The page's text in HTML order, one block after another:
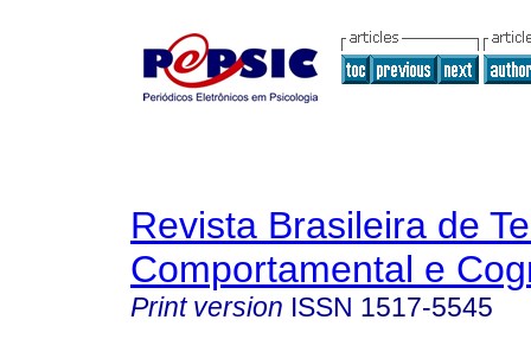
Revista Brasileira de
Comportamental e
Print version ISSN 1517-5545